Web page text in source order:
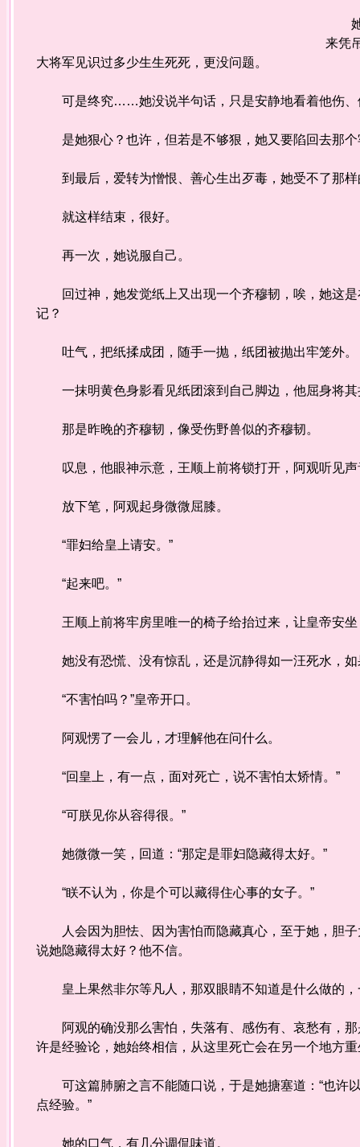
她
来凭
大将军见识过多少生生死死，更没问题。
可是终究……她没说半句话，只是安静地看着他伤、
是她狠心？也许，但若是不够狠，她又要陷回去那
到最后，爱转为憎恨、善心生出歹毒，她受不了那样
就这样结束，很好。
再一次，她说服自己。
回过神，她发觉纸上又出现一个齐穆韧，唉，她这是
记？
吐气，把纸揉成团，随手一抛，纸团被抛出牢笼外。
一抹明黄色身影看见纸团滚到自己脚边，他屈身将其
那是昨晚的齐穆韧，像受伤野兽似的齐穆韧。
叹息，他眼神示意，王顺上前将锁打开，阿观听见声
放下笔，阿观起身微微屈膝。
“罪妇给皇上请安。”
“起来吧。”
王顺上前将牢房里唯一的椅子给抬过来，让皇帝安坐
她没有恐慌、没有惊乱，还是沉静得如一汪死水，如
“不害怕吗？”皇帝开口。
阿观愣了一会儿，才理解他在问什么。
“回皇上，有一点，面对死亡，说不害怕太矫情。”
“可朕见你从容得很。”
她微微一笑，回道：“那定是罪妇隐藏得太好。”
“眹不认为，你是个可以藏得住心事的女子。”
人会因为胆怯、因为害怕而隐藏真心，至于她，胆子
说她隐藏得太好？他不信。
皇上果然非尔等凡人，那双眼睛不知道是什么做的，
阿观的确没那么害怕，失落有、感伤有、哀愁有，
许是经验论，她始终相信，从这里死亡会在另一个地方
可这篇肺腑之言不能随口说，于是她搪塞道：“也许
点经验。”
她的口气，有几分调侃味道。